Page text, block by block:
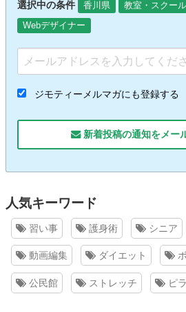
選択中の条件 香川県 教室・スクール
Webデザイナー
ジモティーメルマガにも登録する
新着投稿の通知をメー
人気キーワード
習い事 護身術 シニア
動画編集 ダイエット
公民館 ストレッチ ピ